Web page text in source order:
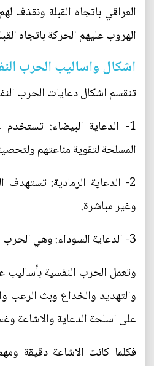
العراقي باتجاه القبلة ونقذف
الهروب عليهم الحركة باتجاه
اشكال واساليب الحرب
تنقسم اشكال دعايات الحرب
1- الدعاية البيضاء:
المسلحة لتقوية مناعتهم
2- الدعاية الرمادية: تستهدف
وغير مباشرة.
3- الدعاية السوداء: وهي الحرب المباشرة بجميع الوسائل.
وتعمل الحرب النفسية بأساليب
والتهديد والخداع وبث الرعب
على اسلحة الدعاية والاشاعة
فكلما كانت الاشاعة دقيقة